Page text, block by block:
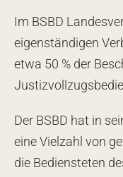
Im BSBD
eigenständigen
etwa 50 % der
Der BSBD hat in
eine Vielzahl von
die Bediensteten